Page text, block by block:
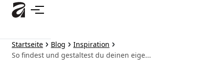
Zum
Hauptinhalt
Startseite Blog
Inspiration
So findest und gestaltest du deinen eige...